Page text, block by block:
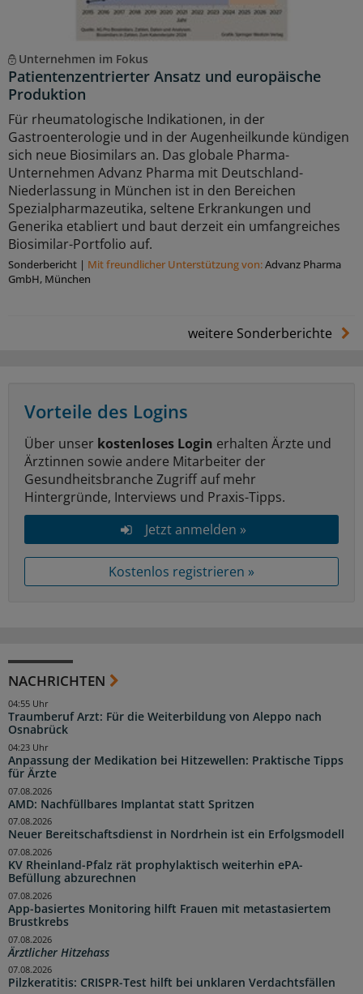
Unternehmen im Fokus
Patientenzentrierter Ansatz und europäische
Produktion
Für rheumatologische Indikationen, in der
Gastroenterologie und in der Augenheilkunde kündigen
sich neue Biosimilars an. Das globale Pharma-
Unternehmen Advanz Pharma mit Deutschland-
Niederlassung in München ist in den Bereichen
Spezialpharmazeutika, seltene Erkrankungen und
Generika etabliert und baut derzeit ein umfangreiches
Biosimilar-Portfolio auf.
Sonderbericht | Mit freundlicher Unterstützung von:Advanz Pharma
GmbH, München
weitere Sonderberichte
Vorteile des Logins
Über unser kostenloses Login erhalten Ärzte und
Ärztinnen sowie andere Mitarbeiter der
Gesundheitsbranche Zugriff auf mehr
Hintergründe, Interviews und Praxis-Tipps.
Jetzt anmelden »
Kostenlos registrieren »
NACHRICHTEN
Traumberuf Arzt: Für die Weiterbildung von Aleppo nach
Osnabrück
04:55 Uhr
Anpassung der Medikation bei Hitzewellen: Praktische Tipps
für Ärzte
04:23 Uhr
AMD: Nachfüllbares Implantat statt Spritzen
07.08.2026
Neuer Bereitschaftsdienst in Nordrhein ist ein Erfolgsmodell
07.08.2026
KV Rheinland-Pfalz rät prophylaktisch weiterhin ePA-
Befüllung abzurechnen
07.08.2026
App-basiertes Monitoring hilft Frauen mit metastasiertem
Brustkrebs
07.08.2026
Ärztlicher Hitzehass
07.08.2026
Pilzkeratitis: CRISPR-Test hilft bei unklaren Verdachtsfällen
07.08.2026